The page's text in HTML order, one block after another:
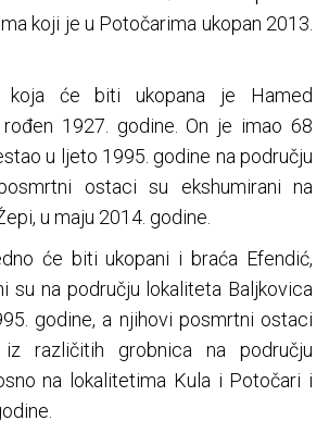
koji je u Potočarima ukopan 2013.
koja će biti ukopana je Hamed
rođen 1927. godine. On je imao 68
u ljeto 1995. godine na području
ostaci su ekshumirani na
u maju 2014. godine.
će biti ukopani i braća Efendić,
su na području lokaliteta Baljkovica
godine, a njihovi posmrtni ostaci
iz različitih grobnica na području
na lokalitetima Kula i Potočari i